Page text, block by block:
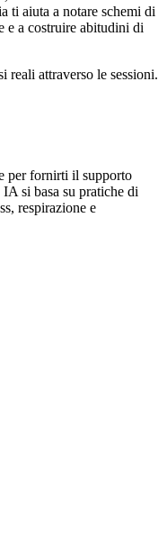
ti aiuta a notare schemi di
e a costruire abitudini di
reali attraverso le sessioni.
per fornirti il supporto
si basa su pratiche di
respirazione e